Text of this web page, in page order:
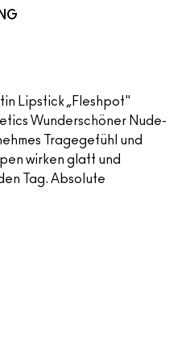
Lipstick „Fleshpot"
Wunderschöner Nude-
Tragegefühl und
wirken glatt und
Tag. Absolute